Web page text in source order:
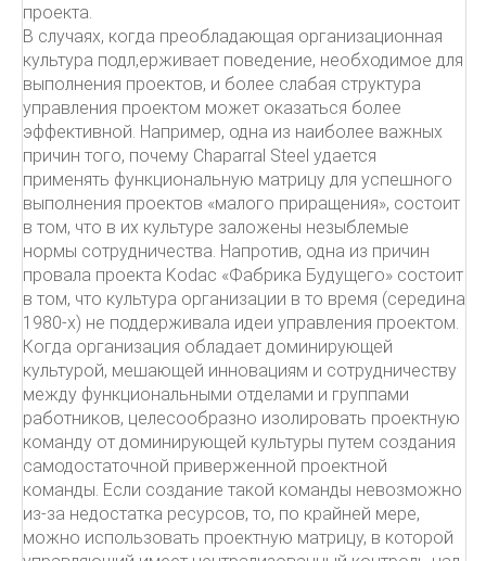
проекта.
В случаях, когда преобладающая организационная
культура подл,ерживает поведение, необходимое для
выполнения проектов, и более слабая структура
управления проектом может оказаться более
эффективной. Например, одна из наиболее важных
причин того, почему Chaparral Steel удается
применять функциональную матрицу для успешного
выполнения проектов «малого приращения», состоит
в том, что в их культуре заложены незыблемые
нормы сотрудничества. Напротив, одна из причин
провала проекта Kodac «Фабрика Будущего» состоит
в том, что культура организации в то время (середина
1980-х) не поддерживала идеи управления проектом.
Когда организация обладает доминирующей
культурой, мешающей инновациям и сотрудничеству
между функциональными отделами и группами
работников, целесообразно изолировать проектную
команду от доминирующей культуры путем создания
самодостаточной приверженной проектной
команды. Если создание такой команды невозможно
из-за недостатка ресурсов, то, по крайней мере,
можно использовать проектную матрицу, в которой